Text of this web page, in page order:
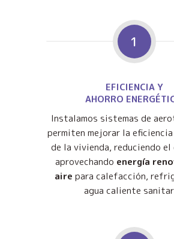
1
EFICIENCIA Y
AHORRO
Instalamos sistemas de
permiten mejorar la
de la vivienda, reduciendo el
aprovechando energía
aire para calefacción,
agua caliente